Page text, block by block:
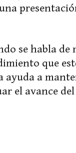
se habla de
que
ayuda a
el avance